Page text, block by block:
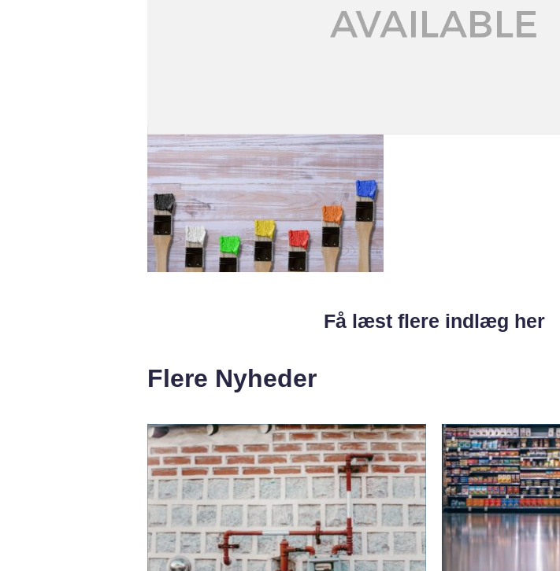
Få læst flere indlæg her
Flere Nyheder